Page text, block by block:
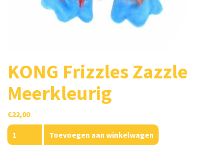
KONG Frizzles Zazzle
Meerkleurig
€22,00
KONG
Frizzles
Toevoegen aan winkelwagen